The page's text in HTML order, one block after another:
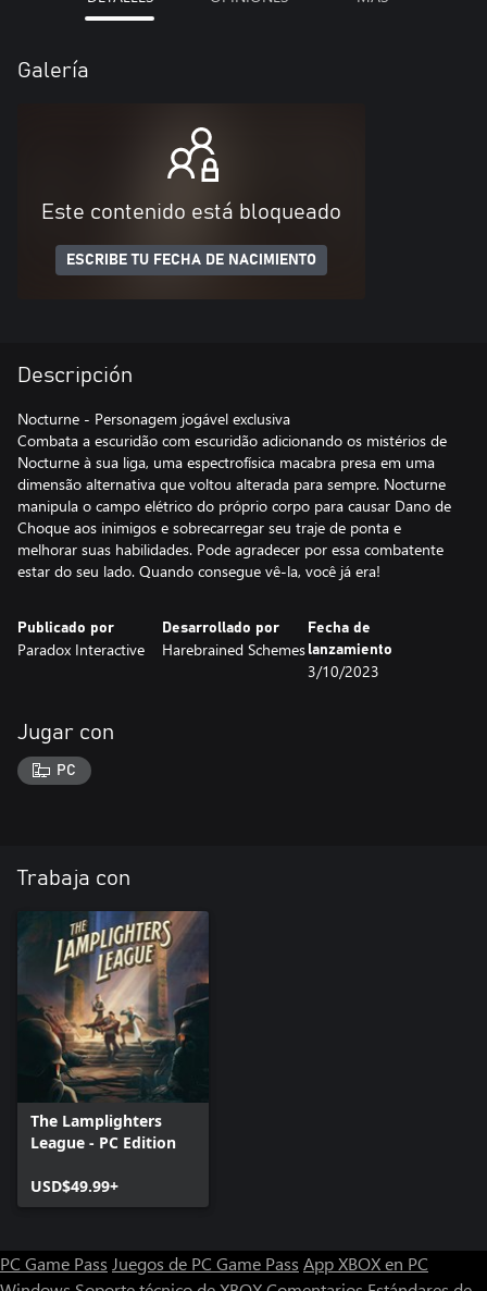
Galería
Este contenido está bloqueado
ESCRIBE TU FECHA DE NACIMIENTO
Descripción
Nocturne - Personagem jogável exclusiva
Combata a escuridão com escuridão adicionando os mistérios de
Nocturne à sua liga, uma espectrofísica macabra presa em uma
dimensão alternativa que voltou alterada para sempre. Nocturne
manipula o campo elétrico do próprio corpo para causar Dano de
Choque aos inimigos e sobrecarregar seu traje de ponta e
melhorar suas habilidades. Pode agradecer por essa combatente
Publicado por
Paradox Interactive
Desarrollado por
Harebrained Schemes
Fecha de
lanzamiento
3/10/2023
Jugar con
PC
Trabaja con
The Lamplighters
League - PC Edition
USD$49.99+
PC Game Pass Juegos de PC Game Pass App XBOX en PC